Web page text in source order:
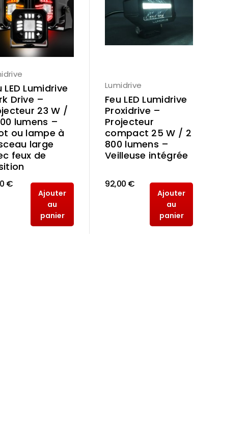
LED Lumidrive
Drive –
23 W /
lumens –
ou lampe à
large
feux de
€
Ajouter
au
panier
Lumidrive
Feu LED Lumidrive
Proxidrive –
Projecteur
compact 25 W / 2
800 lumens –
Veilleuse intégrée
92,00 €
Ajouter
au
panier